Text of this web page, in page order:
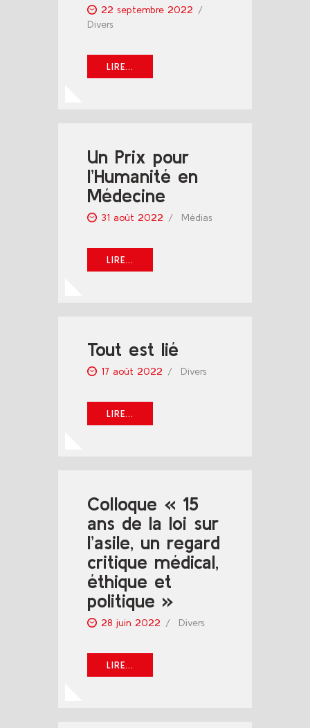
22 septembre 2022
Divers
LIRE...
Un Prix pour
l’Humanité en
Médecine
31 août 2022 Médias
LIRE...
Tout est lié
17 août 2022 Divers
LIRE...
Colloque « 15
ans de la loi sur
l’asile, un regard
critique médical,
éthique et
politique »
28 juin 2022 Divers
LIRE...